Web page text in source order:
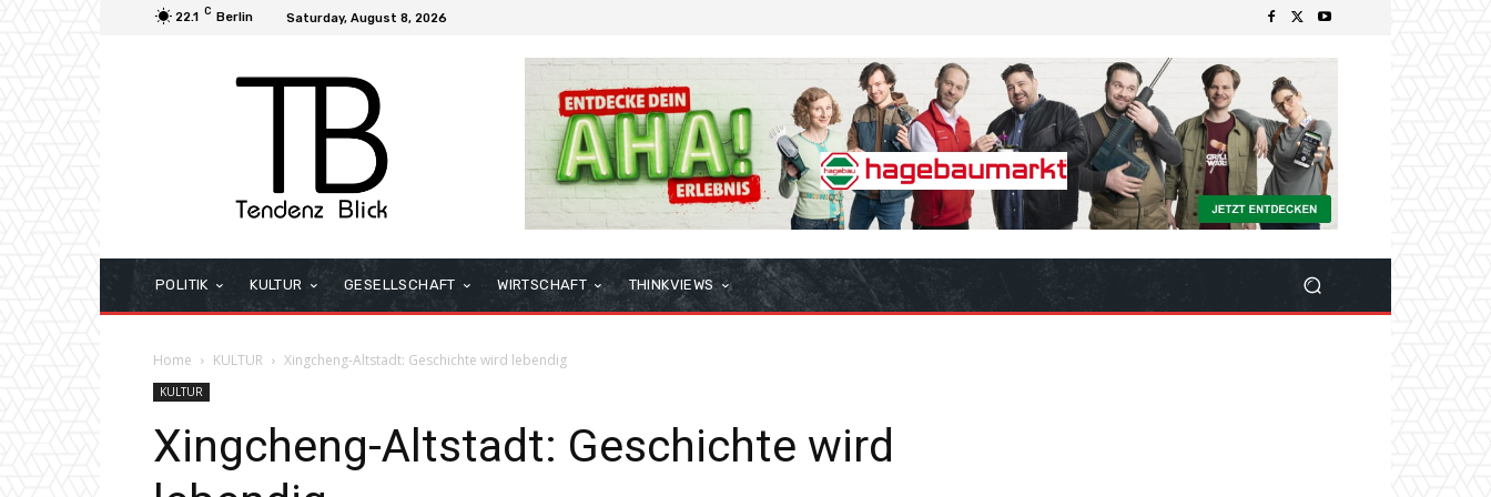
22.1 C Berlin Saturday, August 8, 2026
POLITIK KULTUR GESELLSCHAFT WIRTSCHAFT THINKVIEWS
Home KULTUR Xingcheng-Altstadt: Geschichte wird lebendig
KULTUR
Xingcheng-Altstadt: Geschichte wird